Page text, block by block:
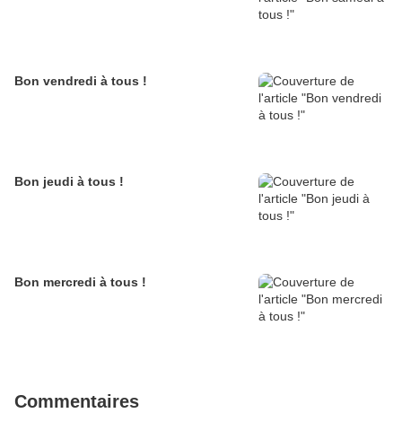
Bon vendredi à tous !
Bon jeudi à tous !
Bon mercredi à tous !
Commentaires